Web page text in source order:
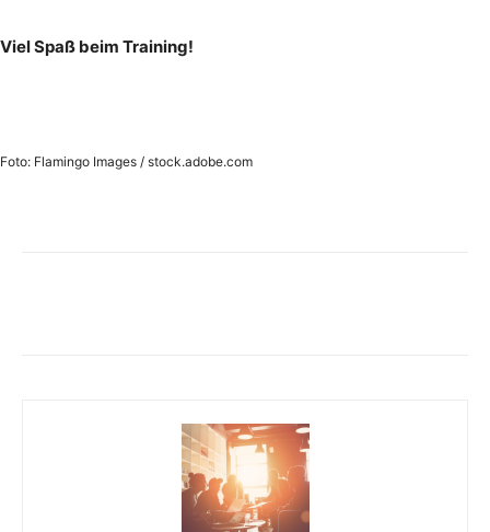
Viel Spaß beim Training!
Foto: Flamingo Images / stock.adobe.com